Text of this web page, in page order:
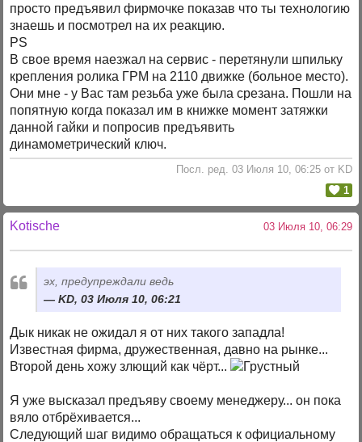
просто предъявил фирмочке показав что ты технологию
знаешь и посмотрел на их реакцию.
PS
В свое время наезжал на сервис - перетянули шпильку
крепления ролика ГРМ на 2110 движке (больное место).
Они мне - у Вас там резьба уже была срезана. Пошли на
попятную когда показал им в книжке момент затяжки
данной гайки и попросив предъявить
динамометрический ключ.
Посл. ред. 03 Июля 10, 06:25 от KD
1
Kotische 03 Июля 10, 06:29
эх, предупреждали ведь
KD, 03 Июля 10, 06:21
Дык никак не ожидал я от них такого западла!
Известная фирма, дружественная, давно на рынке...
Второй день хожу злющий как чёрт...
Я уже высказал предъяву своему менеджеру... он пока
вяло отбрёхивается...
Следующий шаг видимо обращаться к официальному